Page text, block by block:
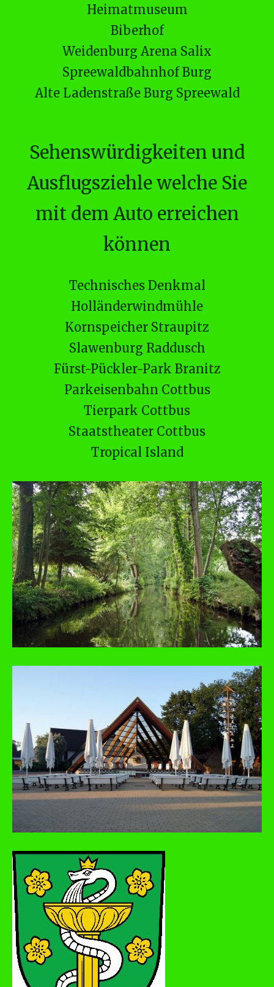
Heimatmuseum
Biberhof
Weidenburg Arena Salix
Spreewaldbahnhof Burg
Alte Ladenstraße Burg Spreewald
Sehenswürdigkeiten und
Ausflugsziehle welche Sie
mit dem Auto erreichen
können
Technisches Denkmal
Holländerwindmühle
Kornspeicher Straupitz
Slawenburg Raddusch
Fürst-Pückler-Park Branitz
Parkeisenbahn Cottbus
Tierpark Cottbus
Staatstheater Cottbus
Tropical Island